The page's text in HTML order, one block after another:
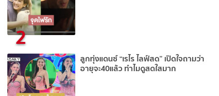
2
ลูกทุ่งแดนซ์ “เรไร ไลฟ์สด” เปิดใจถามว่า
อายุจะ40แล้ว ทำไมดูสดใสมาก